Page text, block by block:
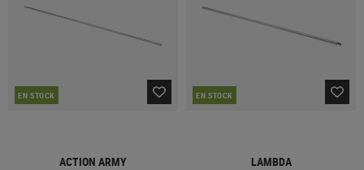
EN STOCK
ACTION ARMY
EN STOCK
LAMBDA